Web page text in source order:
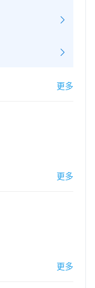
更多
更多
更多